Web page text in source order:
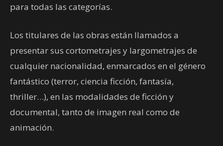
para todas las categorías.
Los titulares de las obras están llamados a
presentar sus cortometrajes y largometrajes de
cualquier nacionalidad, enmarcados en el género
fantástico (terror, ciencia ficción, fantasía,
thriller…), en las modalidades de ficción y
documental, tanto de imagen real como de
animación.